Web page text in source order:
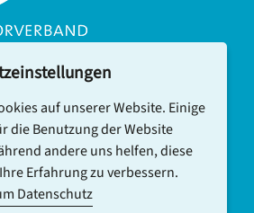
auf unserer Website. Einige
die Benutzung der Website
andere uns helfen, diese
Erfahrung zu verbessern.
Datenschutz